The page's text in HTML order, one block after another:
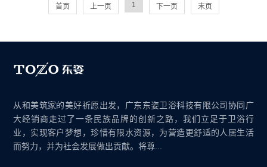
首页 上一页 1 下一页 末页
从和美筑家的美好祈愿出发，广东东姿卫浴科技有限公司协同广
大经销商走过了一条民族品牌的创新之路，我们立足于卫浴行
业，实现客户梦想，珍惜有限水资源，为营造更舒适的人居生活
而努力，并为社会发展做出贡献。将尊...